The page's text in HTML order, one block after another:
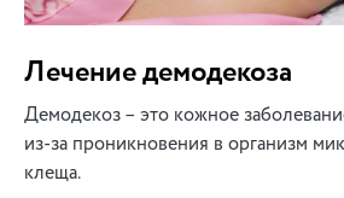
Лечение демодекоза
Демодекоз – это кожное
из-за проникновения в организм
клеща.